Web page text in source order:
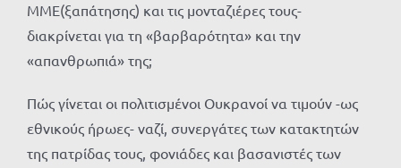
ΜΜΕ(ξαπάτησης) και τις μονταζιέρες τους-
διακρίνεται για τη «βαρβαρότητα» και την
«απανθρωπιά» της;
Πώς γίνεται οι πολιτισμένοι Ουκρανοί να τιμούν -ως
εθνικούς ήρωες- ναζί, συνεργάτες των κατακτητών
της πατρίδας τους, φονιάδες και βασανιστές των